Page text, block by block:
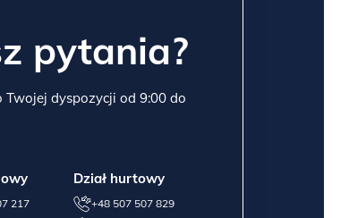
pytania?
Twojej dyspozycji od 9:00 do
217
Dział hurtowy
+48 507 507 829